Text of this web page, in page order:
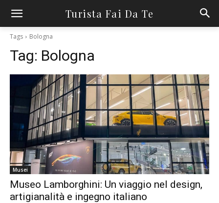
Turista Fai Da Te
Tags Bologna
Tag: Bologna
Musei
Museo Lamborghini: Un viaggio nel design,
artigianalità e ingegno italiano